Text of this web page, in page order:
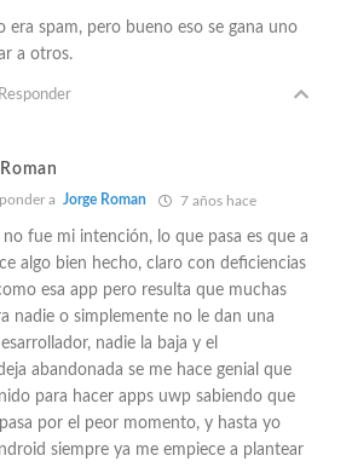
era spam, pero bueno eso se gana uno
a otros.
Responder
a Jorge Roman 7 años hace
no fue mi intención, lo que pasa es que a
algo bien hecho, claro con deficiencias
esa app pero resulta que muchas
nadie o simplemente no le dan una
nadie la baja y el
abandonada se me hace genial que
para hacer apps uwp sabiendo que
por el peor momento, y hasta yo
siempre ya me empiece a plantear